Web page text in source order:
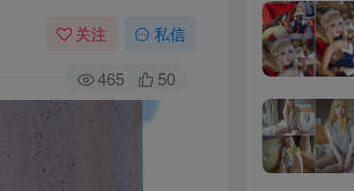
关注 私信
465 50